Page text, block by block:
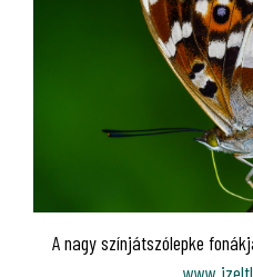
A nagy színjátszólepke